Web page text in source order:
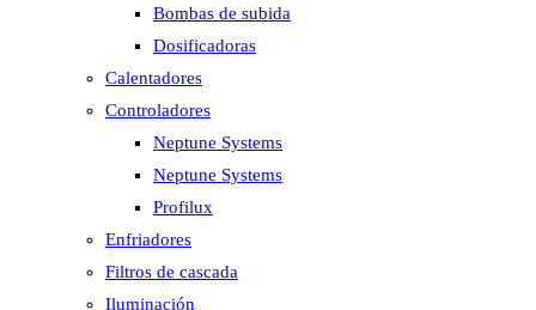
Bombas de subida
Dosificadoras
Calentadores
Controladores
Neptune Systems
Neptune Systems
Profilux
Enfriadores
Filtros de cascada
Iluminación